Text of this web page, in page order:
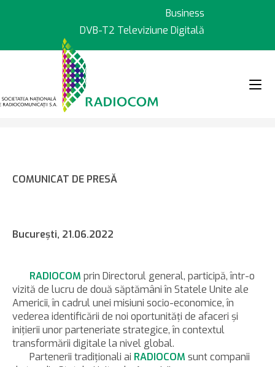
Business
DVB-T2 Televiziune Digitală
>
COMUNICAT DE PRESĂ
Bucureşti, 21.06.2022
RADIOCOM prin Directorul general, participă, într-o
vizită de lucru de două săptămâni în Statele Unite ale
Americii, în cadrul unei misiuni socio-economice, în
vederea identificării de noi oportunităţi de afaceri şi
iniţierii unor parteneriate strategice, în contextul
transformării digitale la nivel global.
Partenerii tradiţionali ai RADIOCOM sunt companii